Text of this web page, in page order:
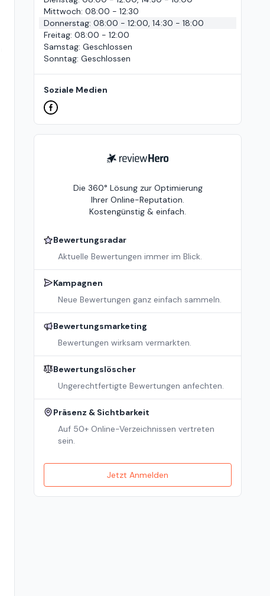
Mittwoch: 08:00 - 12:30
Donnerstag: 08:00 - 12:00, 14:30 - 18:00
Freitag: 08:00 - 12:00
Samstag: Geschlossen
Sonntag: Geschlossen
Soziale Medien
ReviewHero
Die 360° Lösung zur Optimierung
Ihrer Online-Reputation.
Kostengünstig & einfach.
Bewertungsradar
Aktuelle Bewertungen immer im Blick.
Kampagnen
Neue Bewertungen ganz einfach sammeln.
Bewertungsmarketing
Bewertungen wirksam vermarkten.
Bewertungslöscher
Ungerechtfertigte Bewertungen anfechten.
Präsenz & Sichtbarkeit
Auf 50+ Online-Verzeichnissen vertreten
sein.
Jetzt Anmelden